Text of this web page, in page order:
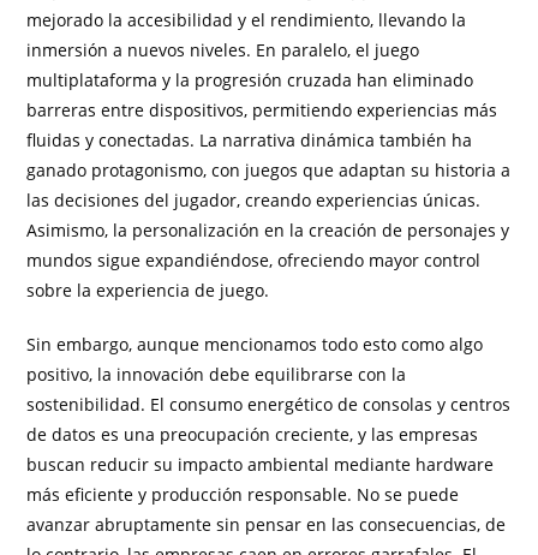
mejorado la accesibilidad y el rendimiento, llevando la
inmersión a nuevos niveles. En paralelo, el juego
multiplataforma y la progresión cruzada han eliminado
barreras entre dispositivos, permitiendo experiencias más
fluidas y conectadas. La narrativa dinámica también ha
ganado protagonismo, con juegos que adaptan su historia a
las decisiones del jugador, creando experiencias únicas.
Asimismo, la personalización en la creación de personajes y
mundos sigue expandiéndose, ofreciendo mayor control
sobre la experiencia de juego.
Sin embargo, aunque mencionamos todo esto como algo
positivo, la innovación debe equilibrarse con la
sostenibilidad. El consumo energético de consolas y centros
de datos es una preocupación creciente, y las empresas
buscan reducir su impacto ambiental mediante hardware
más eficiente y producción responsable. No se puede
avanzar abruptamente sin pensar en las consecuencias, de